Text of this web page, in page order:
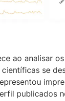
ao analisar
se
publicados